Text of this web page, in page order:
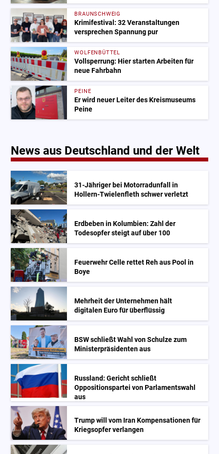
BRAUNSCHWEIG
Krimifestival: 32 Veranstaltungen
versprechen Spannung pur
WOLFENBÜTTEL
Vollsperrung: Hier starten Arbeiten für
neue Fahrbahn
PEINE
Er wird neuer Leiter des Kreismuseums
Peine
News aus Deutschland und der Welt
31-Jähriger bei Motorradunfall in
Hollern-Twielenfleth schwer verletzt
Erdbeben in Kolumbien: Zahl der
Todesopfer steigt auf über 100
Feuerwehr Celle rettet Reh aus Pool in
Boye
Mehrheit der Unternehmen hält
digitalen Euro für überflüssig
BSW schließt Wahl von Schulze zum
Ministerpräsidenten aus
Russland: Gericht schließt
Oppositionspartei von Parlamentswahl
aus
Trump will vom Iran Kompensationen für
Kriegsopfer verlangen